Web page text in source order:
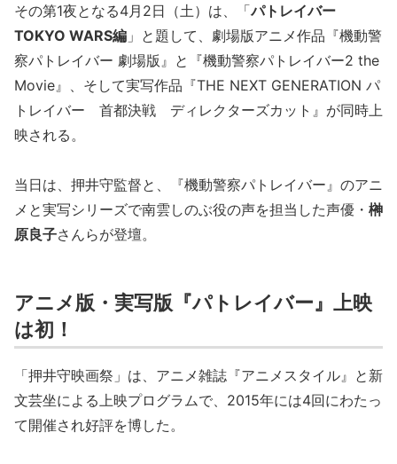
その第1夜となる4月2日（土）は、「パトレイバー
TOKYO WARS編 」と題して、劇場版アニメ作品『機動警
察パトレイバー 劇場版』と『機動警察パトレイバー2 the
Movie』、そして実写作品『THE NEXT GENERATION パ
トレイバー 首都決戦 ディレクターズカット』が同時上
映される。
当日は、押井守監督と、『機動警察パトレイバー』のアニ
メと実写シリーズで南雲しのぶ役の声を担当した声優・ 榊
原良子さんらが登壇。
アニメ版・実写版『パトレイバー』上映
は初！
「押井守映画祭」は、アニメ雑誌『アニメスタイル』と新
文芸坐による上映プログラムで、2015年には4回にわたっ
て開催され好評を博した。